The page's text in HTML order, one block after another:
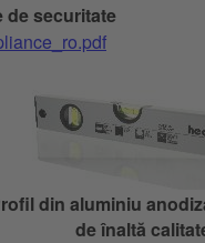
de securitate
din aluminiu
de înaltă